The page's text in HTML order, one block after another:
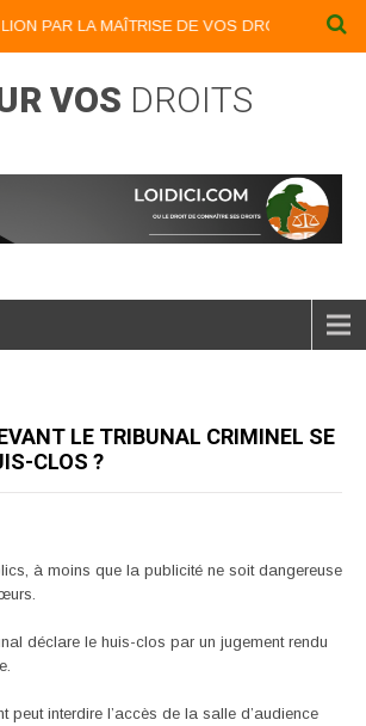
PAR LA MAÎTRISE DE VOS DROITS :
VOS DROITS
LE TRIBUNAL CRIMINEL SE
CLOS ?
à moins que la publicité ne soit dangereuse
déclare le huis-clos par un jugement rendu
peut interdire l’accès de la salle d’audience